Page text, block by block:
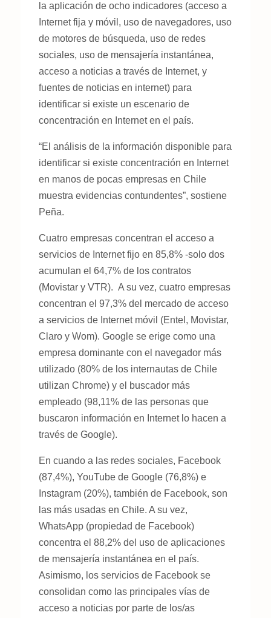
la aplicación de ocho indicadores (acceso a
Internet fija y móvil, uso de navegadores, uso
de motores de búsqueda, uso de redes
sociales, uso de mensajería instantánea,
acceso a noticias a través de Internet, y
fuentes de noticias en internet) para
identificar si existe un escenario de
concentración en Internet en el país.
“El análisis de la información disponible para
identificar si existe concentración en Internet
en manos de pocas empresas en Chile
muestra evidencias contundentes”, sostiene
Peña.
Cuatro empresas concentran el acceso a
servicios de Internet fijo en 85,8% -solo dos
acumulan el 64,7% de los contratos
(Movistar y VTR). A su vez, cuatro empresas
concentran el 97,3% del mercado de acceso
a servicios de Internet móvil (Entel, Movistar,
Claro y Wom). Google se erige como una
empresa dominante con el navegador más
utilizado (80% de los internautas de Chile
utilizan Chrome) y el buscador más
empleado (98,11% de las personas que
buscaron información en Internet lo hacen a
través de Google).
En cuando a las redes sociales, Facebook
(87,4%), YouTube de Google (76,8%) e
Instagram (20%), también de Facebook, son
las más usadas en Chile. A su vez,
WhatsApp (propiedad de Facebook)
concentra el 88,2% del uso de aplicaciones
de mensajería instantánea en el país.
Asimismo, los servicios de Facebook se
consolidan como las principales vías de
acceso a noticias por parte de los/as